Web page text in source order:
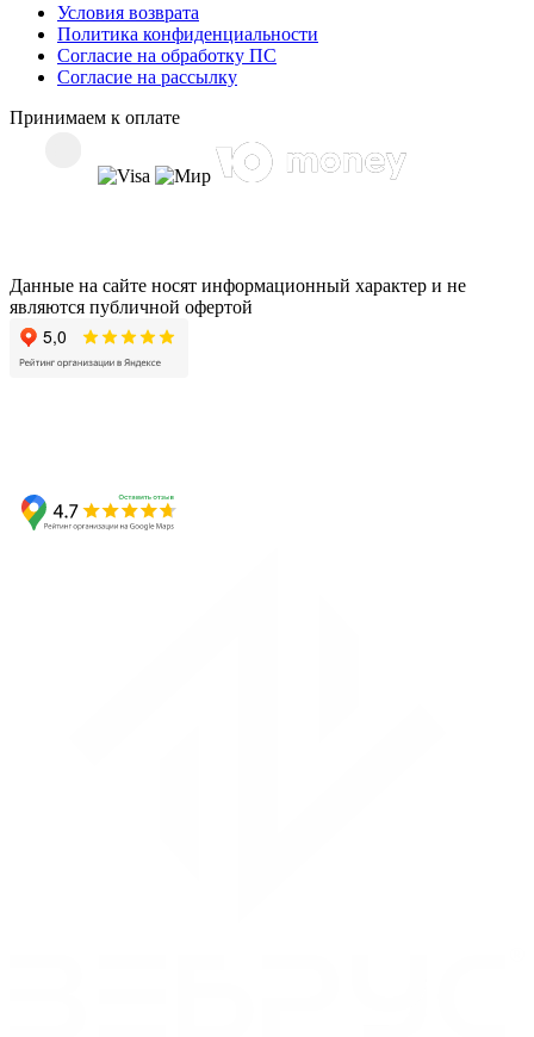
Условия возврата
Политика конфиденциальности
Согласие на обработку ПС
Согласие на рассылку
Принимаем к оплате
Данные на сайте носят информационный характер и не
являются публичной офертой